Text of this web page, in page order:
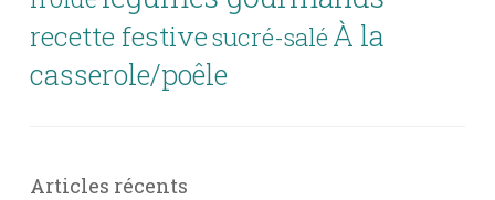
recette festivesucré-salé À la
casserole/poêle
Articles récents